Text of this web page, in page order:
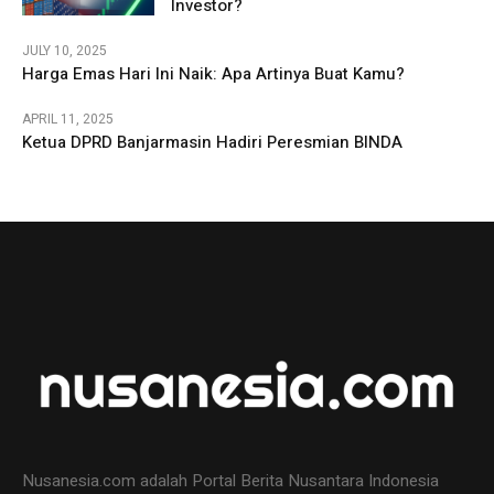
Investor?
JULY 10, 2025
Harga Emas Hari Ini Naik: Apa Artinya Buat Kamu?
APRIL 11, 2025
Ketua DPRD Banjarmasin Hadiri Peresmian BINDA
Nusanesia.com adalah Portal Berita Nusantara Indonesia